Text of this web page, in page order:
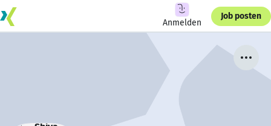
Anmelden
Job posten